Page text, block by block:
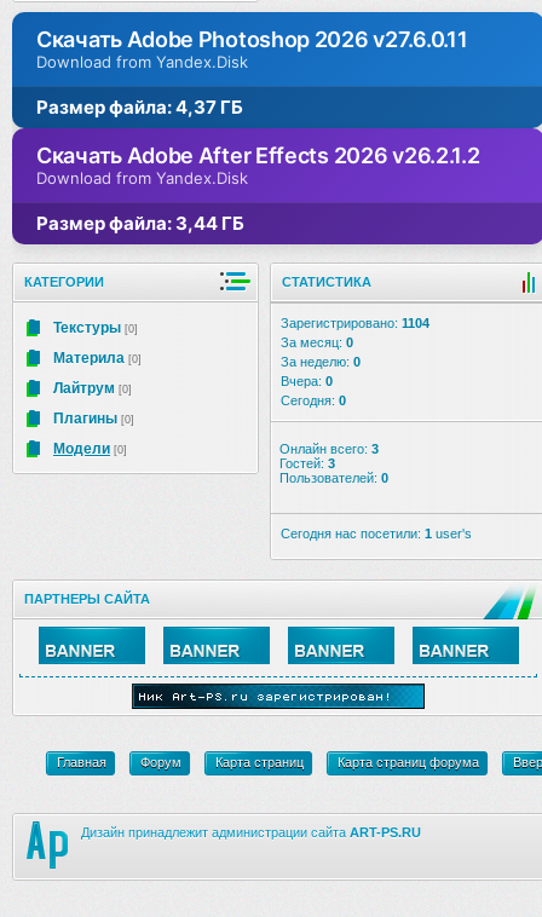
Скачать Adobe Photoshop 2026 v27.6.0.11
Download from Yandex.Disk
Размер файла: 4,37 ГБ
Скачать Adobe After Effects 2026 v26.2.1.2
Download from Yandex.Disk
Размер файла: 3,44 ГБ
КАТЕГОРИИ
Текстуры [0]
Материла [0]
Лайтрум [0]
Плагины [0]
Модели [0]
СТАТИСТИКА
Зарегистрировано: 1104
За месяц: 0
За неделю: 0
Вчера: 0
Сегодня: 0
Онлайн всего: 3
Гостей: 3
Пользователей: 0
Сегодня нас посетили: 1 user's
ПАРТНЕРЫ САЙТА
Главная Форум Карта страниц Карта страниц форума
Дизайн принадлежит администрации сайта ART-PS.RU